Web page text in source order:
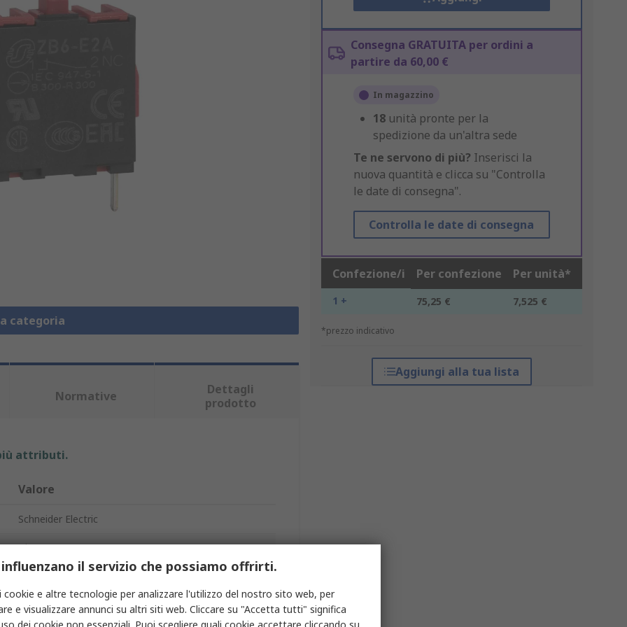
categoria
Consegna GRATUITA per ordini a
partire da 60,00 €
In magazzino
18 unità pronte per la
spedizione da un'altra sede
Te ne servono di più? Inserisci la
nuova quantità e clicca su "Controlla
le date di consegna".
Controlla le date di consegna
Confezione/i Per confezione Per unità*
1 + 75,25 € 7,525 €
*prezzo indicativo
Aggiungi alla tua lista
Normative
Dettagli
prodotto
attributi.
Valore
Schneider Electric
Blocco contatto
240V
il servizio che possiamo offrirti.
cookie e altre tecnologie per analizzare l'utilizzo del nostro sito web, per
e visualizzare annunci su altri siti web. Cliccare su "Accetta tutti" significa